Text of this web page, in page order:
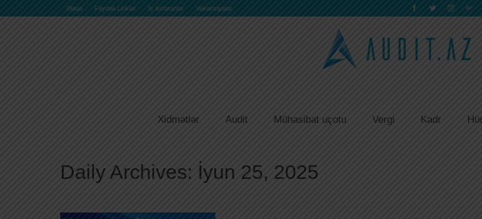
Əlaqə Faydalı Linklər İş axtaranlar Vakansiyalar
Xidmətlər Audit Mühasibat uçotu Vergi Kadr
Daily Archives: İyun 25, 2025